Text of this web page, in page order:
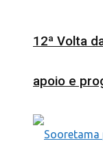
12ª Volta
apoio e